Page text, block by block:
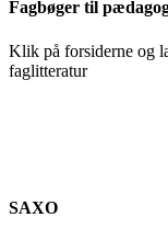
Fagbøger til
Klik på forsiderne og
faglitteratur
SAXO